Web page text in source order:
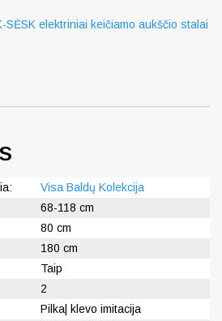
SĖSK elektriniai keičiamo aukščio stalai
Visa Baldų Kolekcija
68-118 cm
80 cm
180 cm
Taip
2
Pilka| klevo imitacija